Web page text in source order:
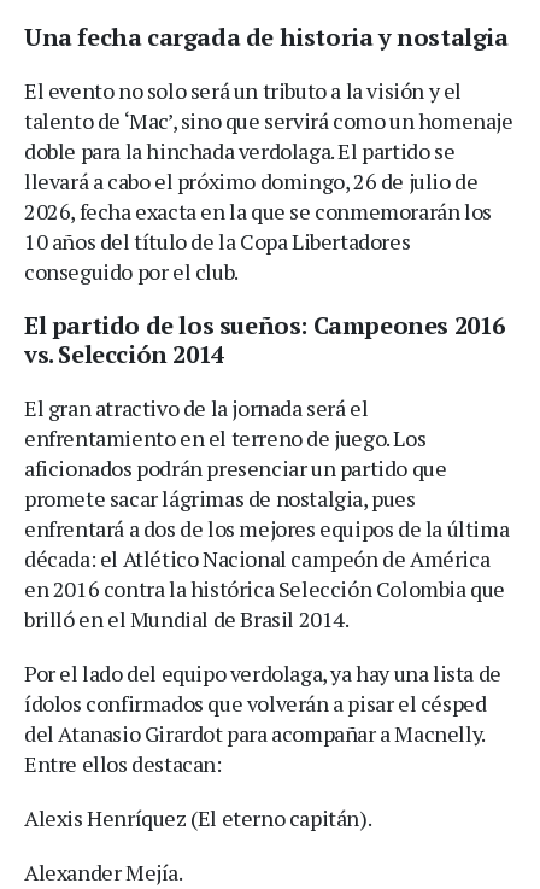
Una fecha cargada de historia y nostalgia
El evento no solo será un tributo a la visión y el
talento de ‘Mac’, sino que servirá como un homenaje
doble para la hinchada verdolaga. El partido se
llevará a cabo el próximo domingo, 26 de julio de
2026, fecha exacta en la que se conmemorarán los
10 años del título de la Copa Libertadores
conseguido por el club.
El partido de los sueños: Campeones 2016
vs. Selección 2014
El gran atractivo de la jornada será el
enfrentamiento en el terreno de juego. Los
aficionados podrán presenciar un partido que
promete sacar lágrimas de nostalgia, pues
enfrentará a dos de los mejores equipos de la última
década: el Atlético Nacional campeón de América
en 2016 contra la histórica Selección Colombia que
brilló en el Mundial de Brasil 2014.
Por el lado del equipo verdolaga, ya hay una lista de
ídolos confirmados que volverán a pisar el césped
del Atanasio Girardot para acompañar a Macnelly.
Entre ellos destacan:
Alexis Henríquez (El eterno capitán).
Alexander Mejía.